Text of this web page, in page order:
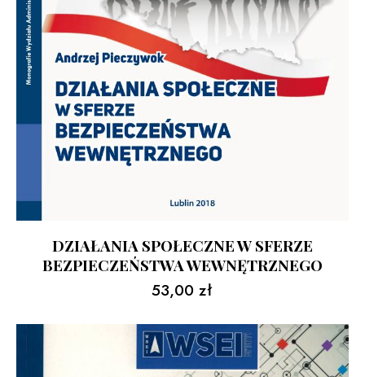
DZIAŁANIA SPOŁECZNE W SFERZE
BEZPIECZEŃSTWA WEWNĘTRZNEGO
53,00 zł